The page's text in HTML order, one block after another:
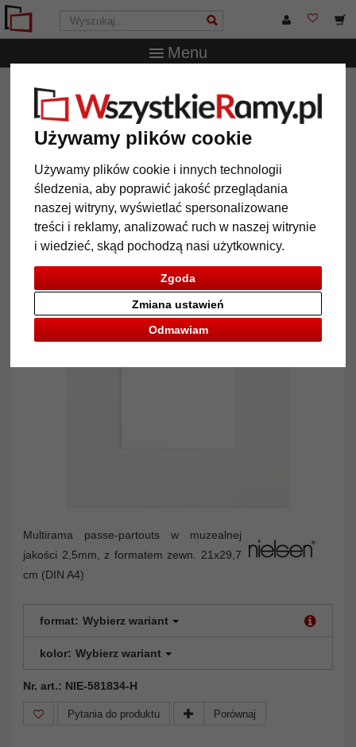
Używamy plików cookie
Używamy plików cookie i innych technologii
śledzenia, aby poprawić jakość przeglądania
naszej witryny, wyświetlać spersonalizowane
treści i reklamy, analizować ruch w naszej witrynie
i wiedzieć, skąd pochodzą nasi użytkownicy.
Zgoda
Odmawiam
Zmiana ustawień
Menu
WszystkieRamy.pl
Multirama passe-partouts 2,5 mm, format zewn. 21x29,7
cm
Multirama passe-partouts 2,5 mm,
format zewn. 21x29,7 cm
Multirama passe-partouts w muzealnej
jakości 2,5mm, z formatem zewn. 21x29,7
cm (DIN A4)
format: Wybierz wariant
kolor: Wybierz wariant
Nr. art.: NIE-581834-H
Pytania do produktu Porównaj